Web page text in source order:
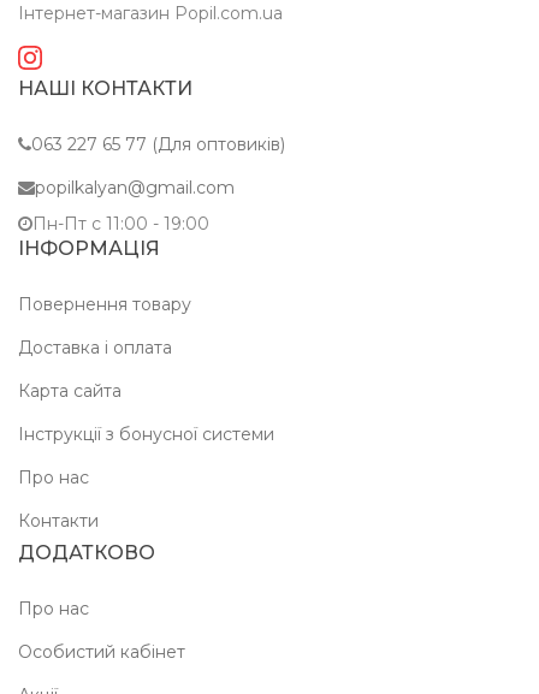
Інтернет-магазин Popil.com.ua
НАШІ КОНТАКТИ
063 227 65 77 (Для оптовиків)
popilkalyan@gmail.com
Пн-Пт c 11:00 - 19:00
ІНФОРМАЦІЯ
Повернення товару
Доставка і оплата
Карта сайта
Інструкції з бонусної системи
Про нас
Контакти
ДОДАТКОВО
Про нас
Особистий кабінет